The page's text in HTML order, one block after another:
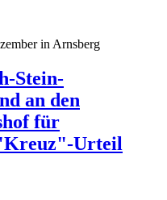
in Arnsberg
Stein-
an den
für
Urteil